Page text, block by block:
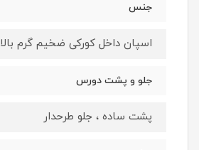
جنس
اسپان داخل کورکی ضخیم گرم بالا
جلو و پشت دورس
پشت ساده ، جلو طرحدار